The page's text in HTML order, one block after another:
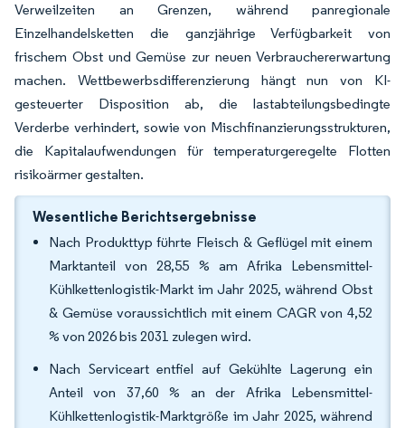
Verweilzeiten an Grenzen, während panregionale
Einzelhandelsketten die ganzjährige Verfügbarkeit von
frischem Obst und Gemüse zur neuen Verbrauchererwartung
machen. Wettbewerbsdifferenzierung hängt nun von KI-
gesteuerter Disposition ab, die lastabteilungsbedingte
Verderbe verhindert, sowie von Mischfinanzierungsstrukturen,
die Kapitalaufwendungen für temperaturgeregelte Flotten
risikoärmer gestalten.
Wesentliche Berichtsergebnisse
Nach Produkttyp führte Fleisch & Geflügel mit einem
Marktanteil von 28,55 % am Afrika Lebensmittel-
Kühlkettenlogistik-Markt im Jahr 2025, während Obst
& Gemüse voraussichtlich mit einem CAGR von 4,52
% von 2026 bis 2031 zulegen wird.
Nach Serviceart entfiel auf Gekühlte Lagerung ein
Anteil von 37,60 % an der Afrika Lebensmittel-
Kühlkettenlogistik-Marktgröße im Jahr 2025, während